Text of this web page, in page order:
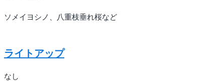
ソメイヨシノ、八重枝垂れ桜など
ライトアップ
なし